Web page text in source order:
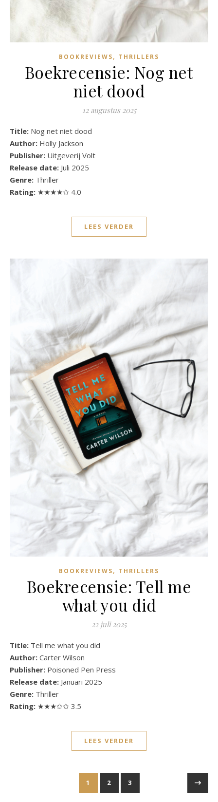
BOOKREVIEWS, THRILLERS
Boekrecensie: Nog net
niet dood
12 augustus 2025
Title: Nog net niet dood
Author: Holly Jackson
Publisher: Uitgeverij Volt
Release date: Juli 2025
Genre: Thriller
Rating: ★★★★✩ 4.0
LEES VERDER
BOOKREVIEWS, THRILLERS
Boekrecensie: Tell me
what you did
22 juli 2025
Title: Tell me what you did
Author: Carter Wilson
Publisher: Poisoned Pen Press
Release date: Januari 2025
Genre: Thriller
Rating: ★★★✩✩ 3.5
LEES VERDER
1 2 3